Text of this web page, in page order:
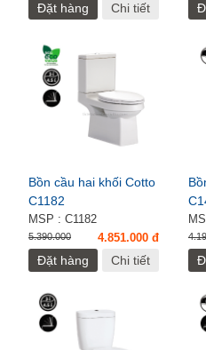
Đặt hàng Chi tiết
Bồn cầu hai khối Cotto
C1182
MSP : C1182
5.390.000 4.851.000 đ
Đặt hàng Chi tiết